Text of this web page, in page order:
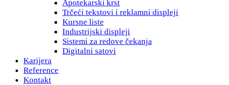
Apotekarski krst
Trčeći tekstovi i reklamni displeji
Kursne liste
Industrijski displeji
Sistemi za redove čekanja
Digitalni satovi
Karijera
Reference
Kontakt